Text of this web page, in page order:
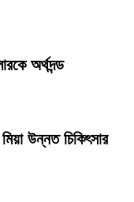
অর্থদন্ড
উন্নত চিকিৎসার